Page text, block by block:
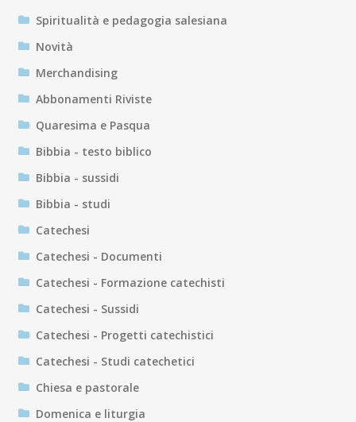
Spiritualità e pedagogia salesiana
Novità
Merchandising
Abbonamenti Riviste
Quaresima e Pasqua
Bibbia - testo biblico
Bibbia - sussidi
Bibbia - studi
Catechesi
Catechesi - Documenti
Catechesi - Formazione catechisti
Catechesi - Sussidi
Catechesi - Progetti catechistici
Catechesi - Studi catechetici
Chiesa e pastorale
Domenica e liturgia